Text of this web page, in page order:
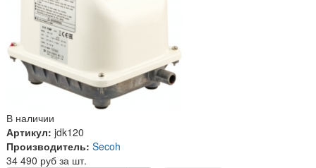
В наличии
Артикул: jdk120
Производитель: Secoh
34 490 руб за шт.